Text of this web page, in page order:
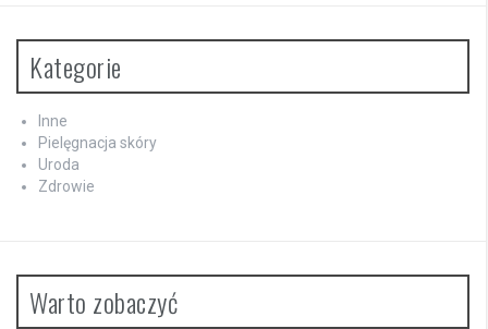
Kategorie
Inne
Pielęgnacja skóry
Uroda
Zdrowie
Warto zobaczyć